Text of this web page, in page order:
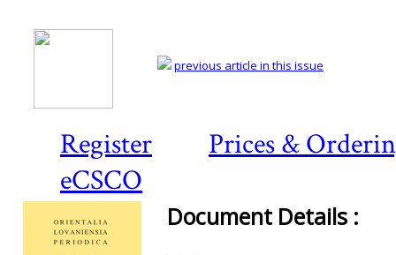
Register
Prices &
eCSCO
previous article in this issue
Document Details :